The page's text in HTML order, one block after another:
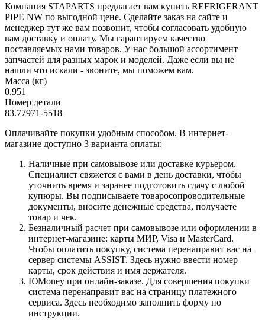
Компания STAPARTS предлагает вам купить REFRIGERANT
PIPE NW по выгодной цене. Сделайте заказ на сайте и
менеджер тут же вам позвонит, чтобы согласовать удобную
вам доставку и оплату. Мы гарантируем качество
поставляемых нами товаров. У нас большой ассортимент
запчастей для разных марок и моделей. Даже если вы не
нашли что искали - звоните, мы поможем вам.
Масса (кг)
0.951
Номер детали
83.77971-5518
Оплачивайте покупки удобным способом. В интернет-
магазине доступно 3 варианта оплаты:
Наличные при самовывозе или доставке курьером.
Специалист свяжется с вами в день доставки, чтобы
уточнить время и заранее подготовить сдачу с любой
купюры. Вы подписываете товаросопроводительные
документы, вносите денежные средства, получаете
товар и чек.
Безналичный расчет при самовывозе или оформлении в
интернет-магазине: карты МИР, Visa и MasterCard.
Чтобы оплатить покупку, система перенаправит вас на
сервер системы ASSIST. Здесь нужно ввести номер
карты, срок действия и имя держателя.
ЮMoney при онлайн-заказе. Для совершения покупки
система перенаправит вас на страницу платежного
сервиса. Здесь необходимо заполнить форму по
инструкции.